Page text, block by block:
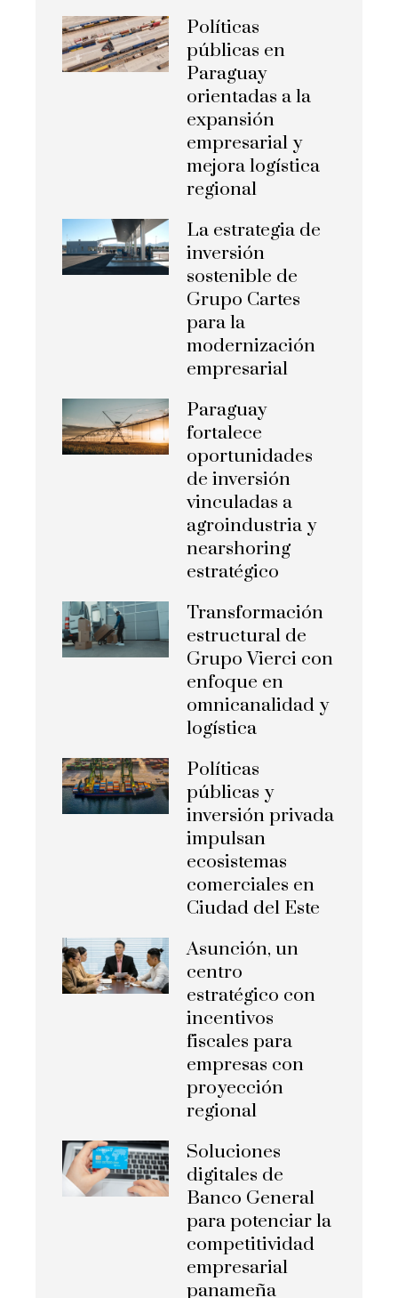
Políticas
públicas en
Paraguay
orientadas a la
expansión
empresarial y
mejora logística
regional
La estrategia de
inversión
sostenible de
Grupo Cartes
para la
modernización
empresarial
Paraguay
fortalece
oportunidades
de inversión
vinculadas a
agroindustria y
nearshoring
estratégico
Transformación
estructural de
Grupo Vierci con
enfoque en
omnicanalidad y
logística
Políticas
públicas y
inversión privada
impulsan
ecosistemas
comerciales en
Ciudad del Este
Asunción, un
centro
estratégico con
incentivos
fiscales para
empresas con
proyección
regional
Soluciones
digitales de
Banco General
para potenciar la
competitividad
empresarial
panameña